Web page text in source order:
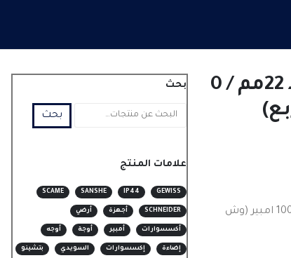
عداد امبير ديجتال ليد 22مم / 0
عداد امبير ديجتال ليد 22مم / 0 – 1000 امبير (وش
بحث
بحث
علامات المنتج
GEWISS
IP44
SANSHE
SCAME
SCHNEIDER أجهزة أرضي
أكسسوارات أمبير أوجة أوجه
إضاءة إكسسوارات السويدي بتشينو